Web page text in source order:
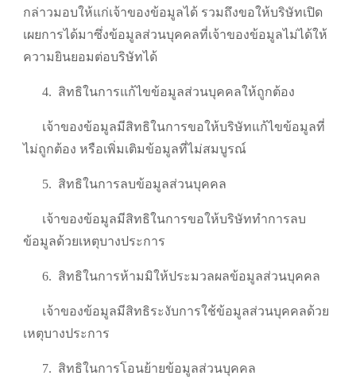
กล่าวมอบให้แก่เจ้าของข้อมูลได้ รวมถึงขอให้บริษัทเปิด
เผยการได้มาซึ่งข้อมูลส่วนบุคคลที่เจ้าของข้อมูลไม่ได้ให้
ความยินยอมต่อบริษัทได้
4. สิทธิในการแก้ไขข้อมูลส่วนบุคคลให้ถูกต้อง
เจ้าของข้อมูลมีสิทธิในการขอให้บริษัทแก้ไขข้อมูลที่
ไม่ถูกต้อง หรือเพิ่มเติมข้อมูลที่ไม่สมบูรณ์
5. สิทธิในการลบข้อมูลส่วนบุคคล
เจ้าของข้อมูลมีสิทธิในการขอให้บริษัททำการลบ
ข้อมูลด้วยเหตุบางประการ
6. สิทธิในการห้ามมิให้ประมวลผลข้อมูลส่วนบุคคล
เจ้าของข้อมูลมีสิทธิระงับการใช้ข้อมูลส่วนบุคคลด้วย
เหตุบางประการ
7. สิทธิในการโอนย้ายข้อมูลส่วนบุคคล